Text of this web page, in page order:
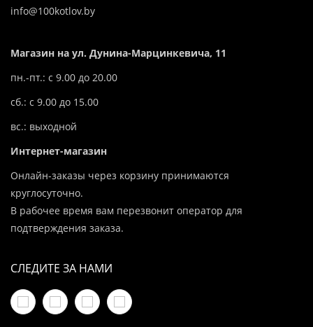
info@100kotlov.by
Магазин на ул. Дунина-Марцинкевича, 11
пн.-пт.: с 9.00 до 20.00
сб.: с 9.00 до 15.00
вс.: выходной
Интернет-магазин
Онлайн-заказы через корзину принимаются
круглосуточно.
В рабочее время вам перезвонит оператор для
подтверждения заказа.
СЛЕДИТЕ ЗА НАМИ